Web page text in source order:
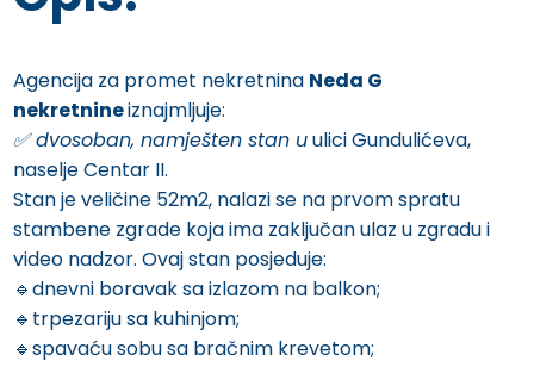
Agencija za promet nekretnina Neda G
nekretnineiznajmljuje:
✅️ dvosoban, namješten stan uulici Gundulićeva,
naselje Centar II.
Stan je veličine 52m2, nalazi se na prvom spratu
stambene zgrade koja ima zaključan ulaz u zgradu i
video nadzor. Ovaj stan posjeduje:
🔹️dnevni boravak sa izlazom na balkon;
🔹️trpezariju sa kuhinjom;
🔹️spavaću sobu sa bračnim krevetom;